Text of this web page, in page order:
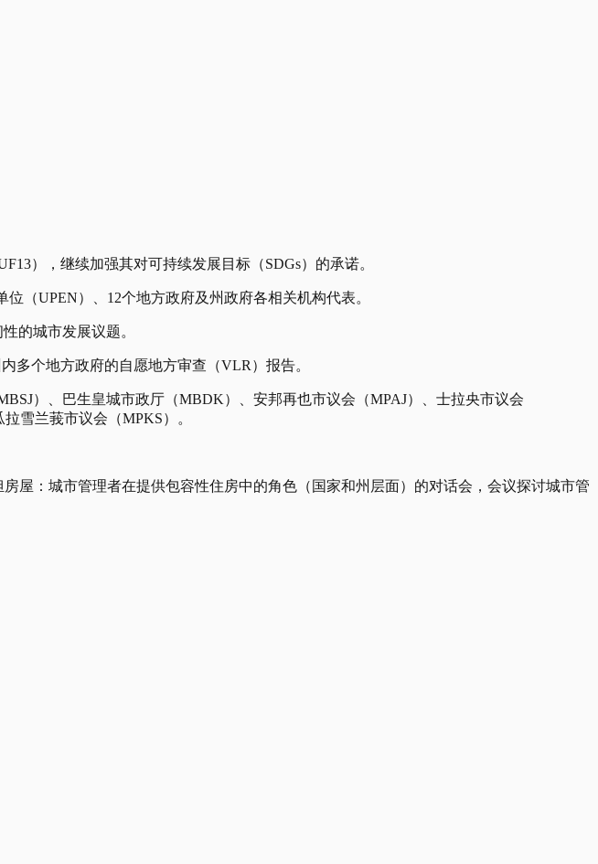
），继续加强其对可持续发展目标（SDGs）的承诺。
（UPEN）、12个地方政府及州政府各相关机构代表。
的城市发展议题。
多个地方政府的自愿地方审查（VLR）报告。
）、巴生皇城市政厅（MBDK）、安邦再也市议会（MPAJ）、士拉央市议会
雪兰莪市议会（MPKS）。
屋：城市管理者在提供包容性住房中的角色（国家和州层面）的对话会，会议探讨城市管